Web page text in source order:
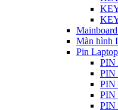
Màn hình
Pin Laptop
PIN
PIN
PIN
PIN
PIN